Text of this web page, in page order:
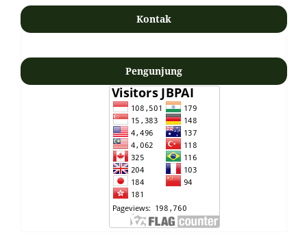
Kontak
Pengunjung